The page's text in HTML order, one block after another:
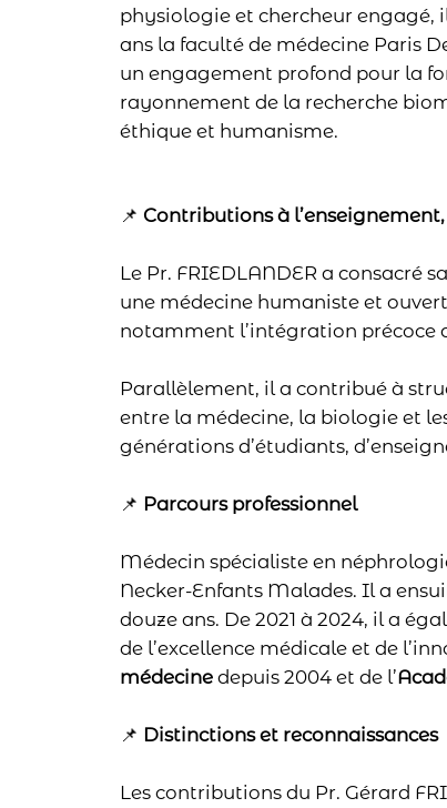
physiologie et chercheur engagé,
ans la faculté de médecine Paris
un engagement profond pour la
rayonnement de la recherche
éthique et humanisme.
📌 Contributions à
Le Pr. FRIEDLANDER a
une médecine humaniste et
notamment l’intégration précoce
Parallèlement, il a contribué à
entre la médecine, la biologie et
générations d’étudiants,
📌 Parcours professionnel
Médecin spécialiste en
Necker-Enfants Malades. Il a
douze ans. De 2021 à 2024, il a
de l’excellence médicale et de
médecine depuis 2004 et de l’
📌 Distinctions et reconnaissances
Les contributions du Pr. Gérard